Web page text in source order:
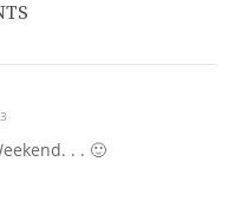
. . 🙂